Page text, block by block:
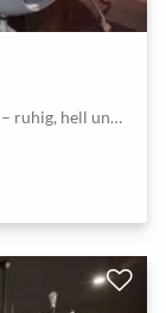
Kompakter Kreativ-Meetingraum in Carlton – ruhig, hell und sofort buchbar